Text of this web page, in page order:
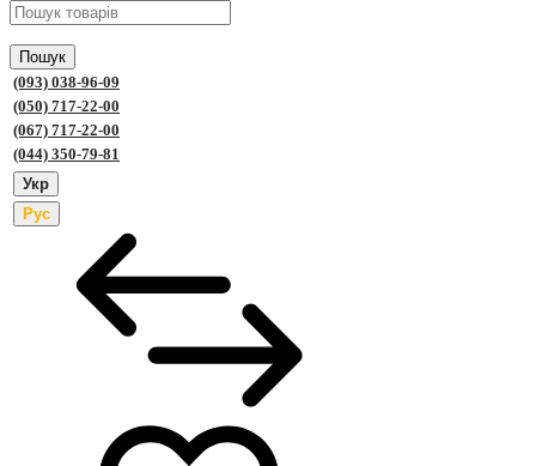
Пошук
(093) 038-96-09
(050) 717-22-00
(067) 717-22-00
(044) 350-79-81
Укр
Рус